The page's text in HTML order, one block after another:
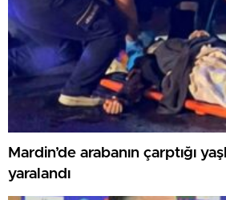
Mardin’de arabanın çarptığı
yaralandı